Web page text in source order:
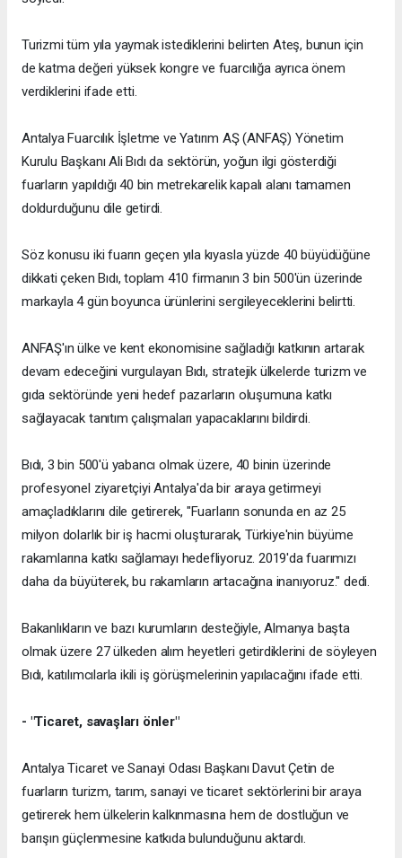
Turizmi tüm yıla yaymak istediklerini belirten Ateş, bunun için
de katma değeri yüksek kongre ve fuarcılığa ayrıca önem
verdiklerini ifade etti.
Antalya Fuarcılık İşletme ve Yatırım AŞ (ANFAŞ) Yönetim
Kurulu Başkanı Ali Bıdı da sektörün, yoğun ilgi gösterdiği
fuarların yapıldığı 40 bin metrekarelik kapalı alanı tamamen
doldurduğunu dile getirdi.
Söz konusu iki fuarın geçen yıla kıyasla yüzde 40 büyüdüğüne
dikkati çeken Bıdı, toplam 410 firmanın 3 bin 500'ün üzerinde
markayla 4 gün boyunca ürünlerini sergileyeceklerini belirtti.
ANFAŞ'ın ülke ve kent ekonomisine sağladığı katkının artarak
devam edeceğini vurgulayan Bıdı, stratejik ülkelerde turizm ve
gıda sektöründe yeni hedef pazarların oluşumuna katkı
sağlayacak tanıtım çalışmaları yapacaklarını bildirdi.
Bıdı, 3 bin 500'ü yabancı olmak üzere, 40 binin üzerinde
profesyonel ziyaretçiyi Antalya'da bir araya getirmeyi
amaçladıklarını dile getirerek, "Fuarların sonunda en az 25
milyon dolarlık bir iş hacmi oluşturarak, Türkiye'nin büyüme
rakamlarına katkı sağlamayı hedefliyoruz. 2019'da fuarımızı
daha da büyüterek, bu rakamların artacağına inanıyoruz." dedi.
Bakanlıkların ve bazı kurumların desteğiyle, Almanya başta
olmak üzere 27 ülkeden alım heyetleri getirdiklerini de söyleyen
Bıdı, katılımcılarla ikili iş görüşmelerinin yapılacağını ifade etti.
- "Ticaret, savaşları önler"
Antalya Ticaret ve Sanayi Odası Başkanı Davut Çetin de
fuarların turizm, tarım, sanayi ve ticaret sektörlerini bir araya
getirerek hem ülkelerin kalkınmasına hem de dostluğun ve
barışın güçlenmesine katkıda bulunduğunu aktardı.